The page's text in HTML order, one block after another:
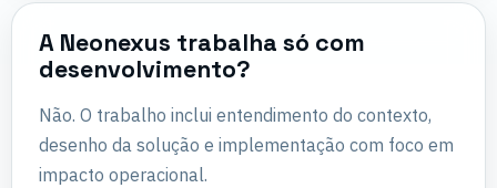
A Neonexus trabalha só com
desenvolvimento?
Não. O trabalho inclui entendimento do contexto,
desenho da solução e implementação com foco em
impacto operacional.